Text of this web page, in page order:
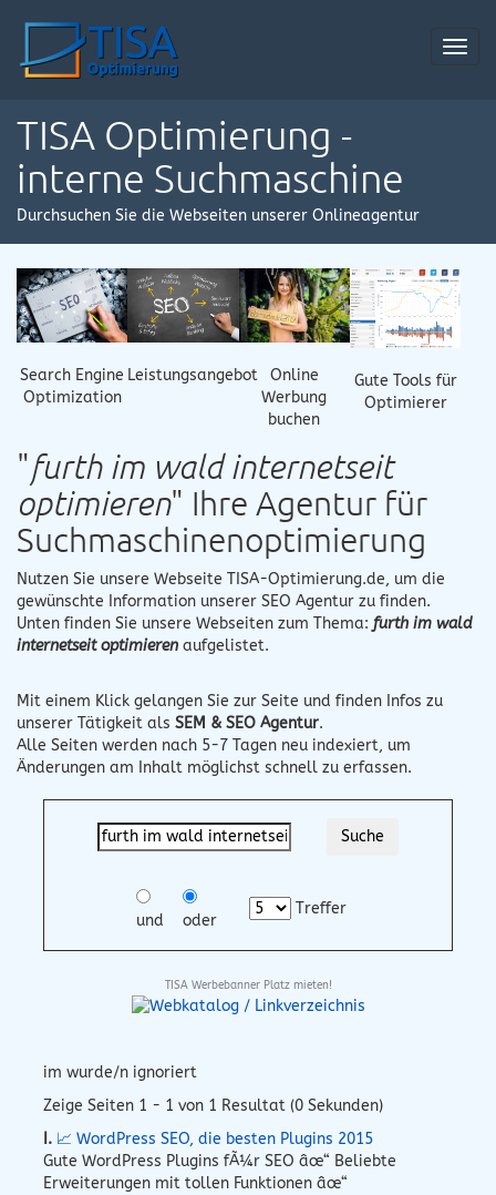
TISA Optimierung -
interne Suchmaschine
Durchsuchen Sie die Webseiten unserer Onlineagentur
Search Engine
Optimization
Leistungsangebot
Online
Werbung
buchen
Gute Tools für
Optimierer
"furth im wald internetseit
optimieren" Ihre Agentur für
Suchmaschinenoptimierung
Nutzen Sie unsere Webseite TISA-Optimierung.de, um die
gewünschte Information unserer SEO Agentur zu finden.
Unten finden Sie unsere Webseiten zum Thema: furth im wald
internetseit optimieren aufgelistet.
Mit einem Klick gelangen Sie zur Seite und finden Infos zu
unserer Tätigkeit als SEM & SEO Agentur.
Alle Seiten werden nach 5-7 Tagen neu indexiert, um
Änderungen am Inhalt möglichst schnell zu erfassen.
und oder
Treffer
TISA Werbebanner Platz mieten!
im wurde/n ignoriert
Zeige Seiten 1 - 1 von 1 Resultat (0 Sekunden)
I. 📈 WordPress SEO, die besten Plugins 2015
Gute WordPress Plugins fÃ¼r SEO âœ“ Beliebte
Erweiterungen mit tollen Funktionen âœ“